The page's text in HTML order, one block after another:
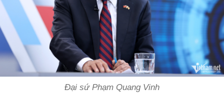
Đại sứ Phạm Quang Vinh